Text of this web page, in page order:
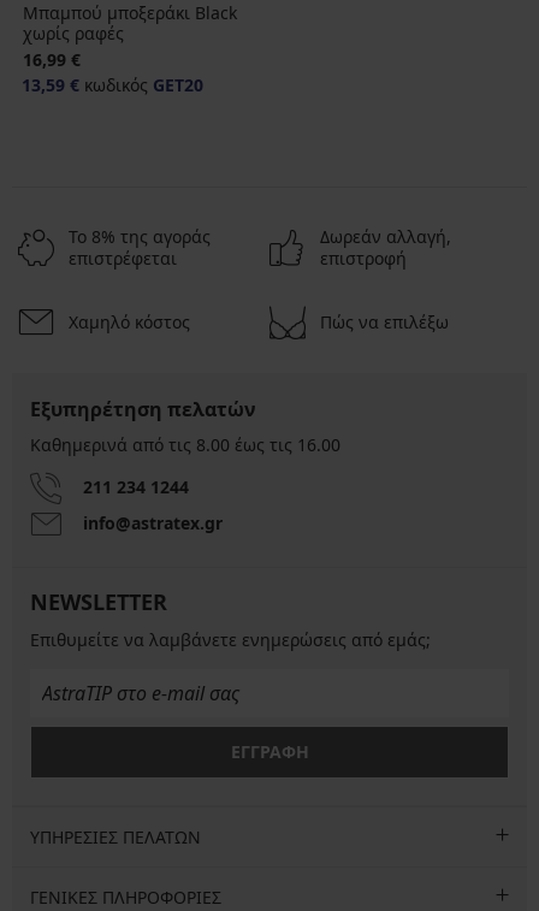
Μπαμπού μποξεράκι Black
χωρίς ραφές
16,99 €
13,59 € κωδικός GET20
Το 8% της αγοράς
επιστρέφεται
Δωρεάν αλλαγή,
επιστροφή
Χαμηλό κόστος Πώς να επιλέξω
Εξυπηρέτηση πελατών
Καθημερινά από τις 8.00 έως τις 16.00
211 234 1244
info@astratex.gr
NEWSLETTER
Επιθυμείτε να λαμβάνετε ενημερώσεις από εμάς;
ΕΓΓΡΑΦΗ
ΥΠΗΡΕΣΙΕΣ ΠΕΛΑΤΩΝ
ΓΕΝΙΚΕΣ ΠΛΗΡΟΦΟΡΙΕΣ